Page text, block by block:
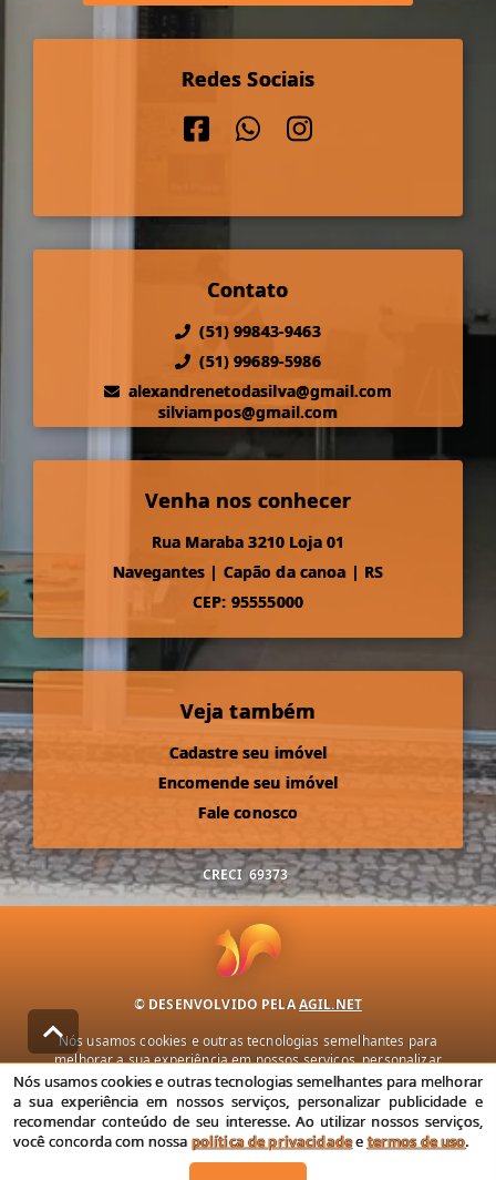
Redes Sociais
Contato
(51) 99843-9463
(51) 99689-5986
alexandrenetodasilva@gmail.com
silviampos@gmail.com
Venha nos conhecer
Rua Maraba 3210 Loja 01
Navegantes | Capão da canoa | RS
CEP: 95555000
Veja também
Cadastre seu imóvel
Encomende seu imóvel
Fale conosco
CRECI 69373
© DESENVOLVIDO PELAAGIL.NET
Nós usamos cookies e outras tecnologias semelhantes para
melhorar a sua experiência em nossos serviços, personalizar
publicidade e recomendar conteúdo de seu interesse. Ao utilizar
nossos serviços, você concorda com nossa política de privacidade e
termos de uso.
Política de Privacidade Termos de uso
Nós usamos cookies e outras tecnologias semelhantes para melhorar
a sua experiência em nossos serviços, personalizar publicidade e
recomendar conteúdo de seu interesse. Ao utilizar nossos serviços,
você concorda com nossa política de privacidadeetermos de uso.